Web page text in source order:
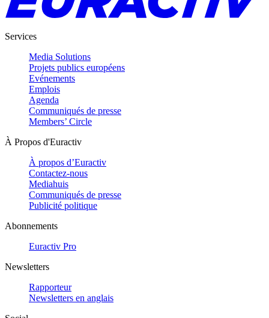
Services
Media Solutions
Projets publics européens
Evénements
Emplois
Agenda
Communiqués de presse
Members’ Circle
À Propos d'Euractiv
À propos d’Euractiv
Contactez-nous
Mediahuis
Communiqués de presse
Publicité politique
Abonnements
Euractiv Pro
Newsletters
Rapporteur
Newsletters en anglais